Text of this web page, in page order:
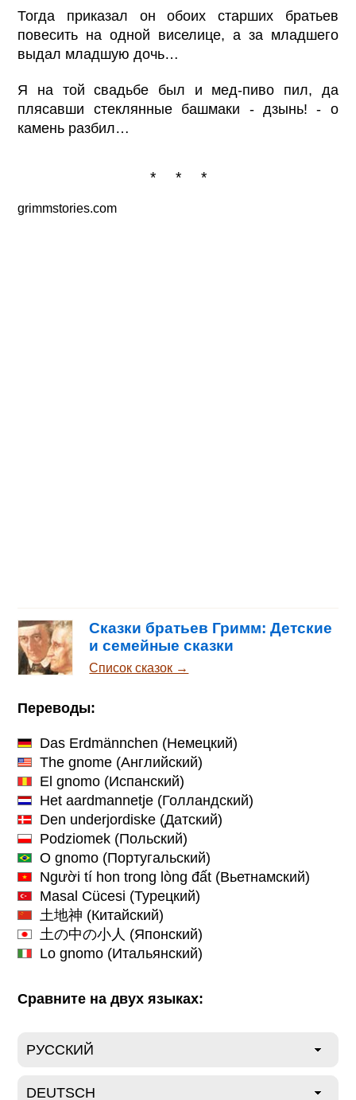
Тогда приказал он обоих старших братьев
повесить на одной виселице, а за младшего
выдал младшую дочь…
Я на той свадьбе был и мед-пиво пил, да
плясавши стеклянные башмаки - дзынь! - о
камень разбил…
* * *
grimmstories.com
Сказки братьев Гримм: Детские
и семейные сказки
Список сказок →
Переводы:
Das Erdmännchen (Немецкий)
The gnome (Английский)
El gnomo (Испанский)
Het aardmannetje (Голландский)
Den underjordiske (Датский)
Podziomek (Польский)
O gnomo (Португальский)
Người tí hon trong lòng đất (Вьетнамский)
Masal Cücesi (Турецкий)
土地神 (Китайский)
土の中の小人 (Японский)
Lo gnomo (Итальянский)
Сравните на двух языках: